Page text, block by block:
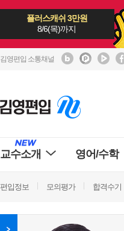
플러스캐쉬 3만원
8/6(목)까지
김영편입 소통채널
교수소개 영어/수학
편입정보 모의평가 합격수기